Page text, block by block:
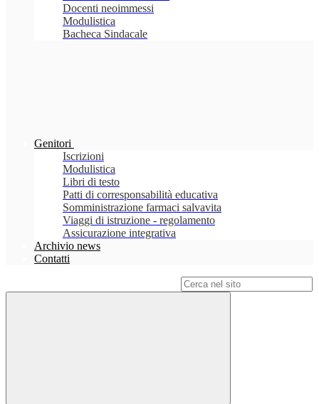
Docenti neoimmessi
Modulistica
Bacheca Sindacale
Genitori
Iscrizioni
Modulistica
Libri di testo
Patti di corresponsabilità educativa
Somministrazione farmaci salvavita
Viaggi di istruzione - regolamento
Assicurazione integrativa
Archivio news
Contatti